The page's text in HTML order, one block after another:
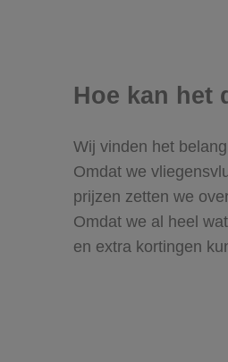
Hoe kan het
Wij vinden het
Omdat we
prijzen zetten we
Omdat we al heel
en extra kortingen